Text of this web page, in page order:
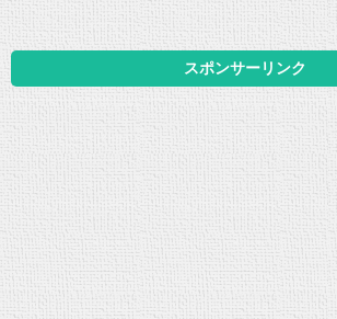
スポンサーリンク